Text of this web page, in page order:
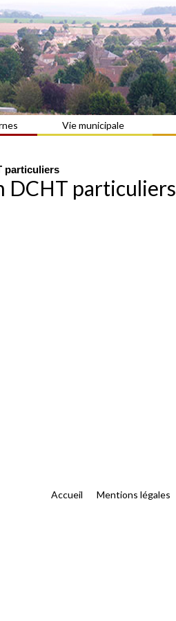
Vie municipale
particuliers
DCHT particuliers
Accueil Mentions légales